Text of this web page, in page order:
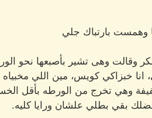
وهمست بارتباك جلي
وقالت وهى تشير بأصبعها نحو
خبزاكي كويس، مين اللي مخبياه
وهي تخرج من الورطه بأقل
بقي بطلي علشان ورايا كليه.